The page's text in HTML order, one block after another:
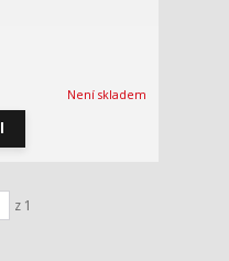
Není skladem
z 1